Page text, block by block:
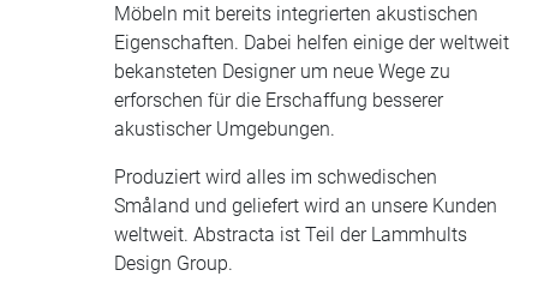
Möbeln mit bereits integrierten akustischen
Eigenschaften. Dabei helfen einige der weltweit
bekansteten Designer um neue Wege zu
erforschen für die Erschaffung besserer
akustischer Umgebungen.
Produziert wird alles im schwedischen
Småland und geliefert wird an unsere Kunden
weltweit. Abstracta ist Teil der Lammhults
Design Group.